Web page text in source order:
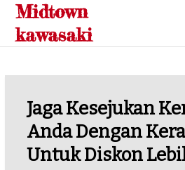
Skip
content
Midtown
kawasaki
Jaga Kesejukan
Anda Dengan
Untuk Diskon